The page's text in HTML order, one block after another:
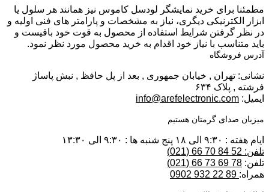
مطمئنا برای خرید نمایشگر لودسل کاموس نیز همانند هر سلول یا
ابزار الکترنیکی دیگری، نیاز به مشخصات و پارامتر های فنی اولیه و
در نظر گرفتن شرایط استفاده از محصول به قوت خود باقیست و
باید متناسب با نیاز خود اقدام به خرید محصول مورد نظر نمود.
آدرس فروشگاه
نشانی: تهران , خیابان جمهوری , بعد از پل حافظ , نبش پاساژ
فرشته , پلاک ۶۳۴
ایمیل: info@arefelectronic.com
میزبان صدای گرمتان هستیم
ایام هفته : ۹:۳۰ الی ۱۸ پنج شنبه ها : ۹:۳۰ الی ۱۳:۳۰
تلفن: 52 84 70 66 (021)
تلفن: 78 69 73 66 (021)
همراه: